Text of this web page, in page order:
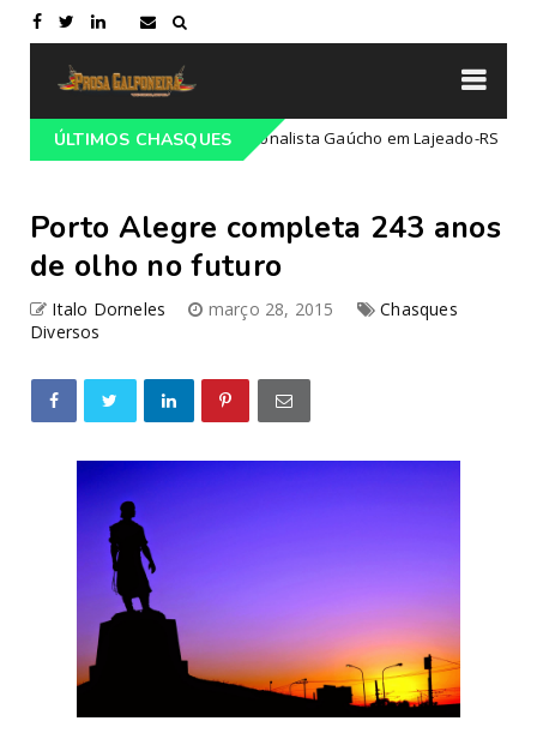
ÚLTIMOS CHASQUES
68º Congresso Tradicionalista Gaúcho em Lajeado-RS
Porto Alegre completa 243 anos
de olho no futuro
Italo Dorneles março 28, 2015
Chasques
Diversos